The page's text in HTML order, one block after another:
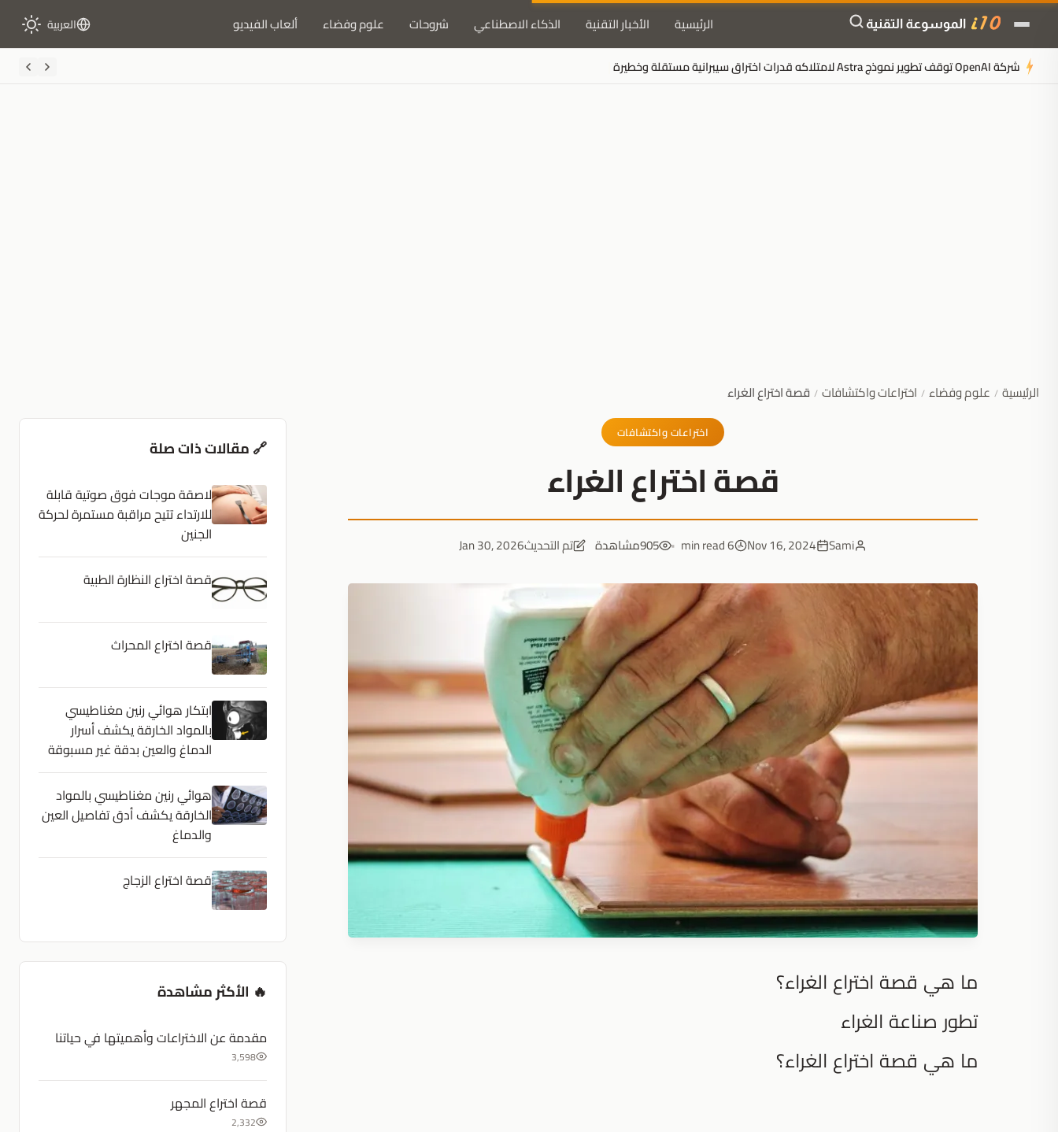
الرئيسية الأخبار التقنية الذكاء الاصطناعي شروحات علوم وفضاء ألعاب الفيديو العربية
ملخَّص المقال
شركة OpenAI توقف تطوير نموذج Astra لامتلاكه قدرات اختراق سيبرانية مستقلة وخطيرة
الرئيسية / علوم وفضاء / اختراعات واكتشافات / قصة اختراع الغراء
اختراعات واكتشافات
قصة اختراع الغراء
Sami
Nov 16, 2024
6 min read
905مشاهدة تم التحديثJan 30, 2026
ما هي قصة اختراع الغراء؟
تطور صناعة الغراء
ما هي قصة اختراع الغراء؟
🔗 مقالات ذات صلة
لاصقة موجات فوق صوتية قابلة
للارتداء تتيح مراقبة مستمرة لحركة
الجنين
قصة اختراع النظارة الطبية
قصة اختراع المحراث
ابتكار هوائي رنين مغناطيسي
بالمواد الخارقة يكشف أسرار
الدماغ والعين بدقة غير مسبوقة
هوائي رنين مغناطيسي بالمواد
الخارقة يكشف أدق تفاصيل العين
والدماغ
قصة اختراع الزجاج
🔥 الأكثر مشاهدة
مقدمة عن الاختراعات وأهميتها في حياتنا
3,598
قصة اختراع المجهر
2,332